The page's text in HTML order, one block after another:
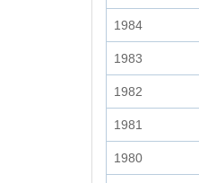
1984
1983
1982
1981
1980